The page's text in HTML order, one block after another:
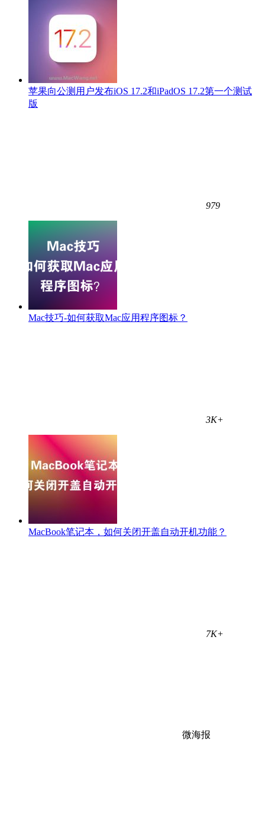
苹果向公测用户发布iOS 17.2和iPadOS 17.2第一个测试
版
979
Mac技巧-如何获取Mac应用程序图标？
3K+
MacBook笔记本，如何关闭开盖自动开机功能？
7K+
微海报